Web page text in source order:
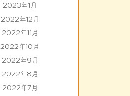
2023年1月
2022年12月
2022年11月
2022年10月
2022年9月
2022年8月
2022年7月